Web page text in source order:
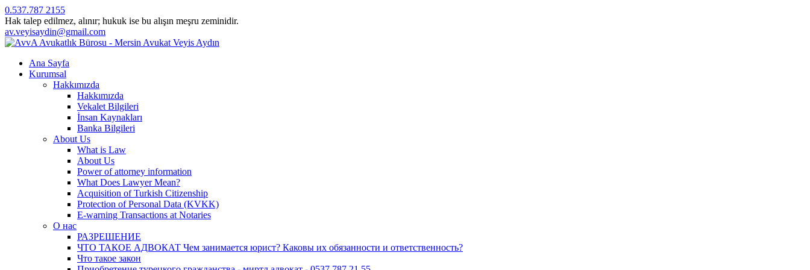
0.537.787 2155
Hak talep edilmez, alınır; hukuk ise bu alışın meşru zeminidir.
av.veyisaydin@gmail.com
Ana Sayfa
Kurumsal
Hakkımızda
Hakkımızda
Vekalet Bilgileri
İnsan Kaynakları
Banka Bilgileri
About Us
What is Law
About Us
Power of attorney information
What Does Lawyer Mean?
Acquisition of Turkish Citizenship
Protection of Personal Data (KVKK)
E-warning Transactions at Notaries
О нас
РАЗРЕШЕНИЕ
ЧТО ТАКОЕ АДВОКАТ Чем занимается юрист? Каковы их обязанности и ответственность?
Что такое закон